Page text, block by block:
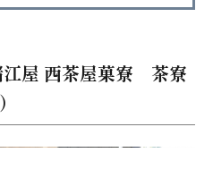
屋 西茶屋菓寮 茶寮